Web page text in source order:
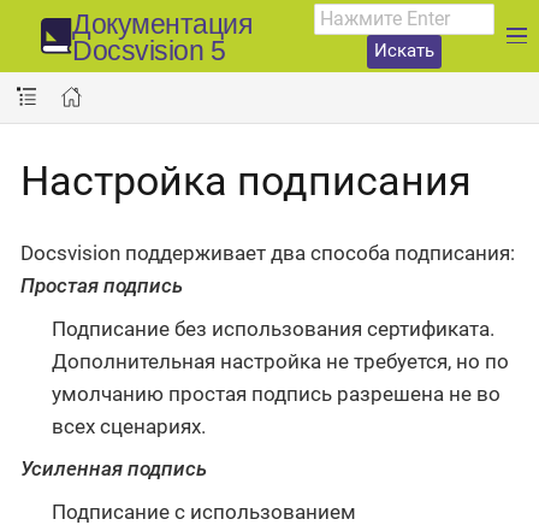
Документация
Docsvision 5
Искать
Настройка подписания
Docsvision поддерживает два способа подписания:
Простая подпись
Подписание без использования сертификата.
Дополнительная настройка не требуется, но по
умолчанию простая подпись разрешена не во
всех сценариях.
Усиленная подпись
Подписание с использованием